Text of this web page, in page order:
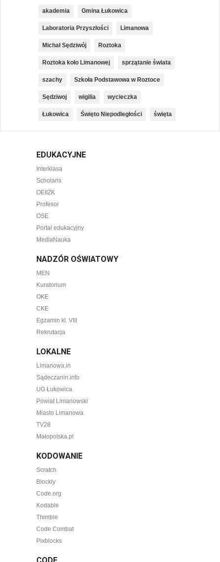
akademia Gmina Łukowica
Laboratoria Przyszłości Limanowa
Michał Sędziwój Roztoka
Roztoka koło Limanowej sprzątanie świata
szachy Szkoła Podstawowa w Roztoce
Sędziwoj wigilia wycieczka
Łukowica Święto Niepodległości święta
EDUKACYJNE
Interklasa
Scholaris
OEIIZK
Profesor
OSE
Portal edukacyjny
MediaNauka
NADZÓR OŚWIATOWY
MEN
Kuratorium
OKE
CKE
Egzamin kl. VIII
Rekrutacja
LOKALNE
Limanowa.in
Sądeczanin.info
UG Łukowica
Powiat Limanowski
Miasto Limanowa
TV28
Małopolska.pl
KODOWANIE
Scratch
Blockly
Code.org
Kodable
Thimble
Code Combat
Pixblocks